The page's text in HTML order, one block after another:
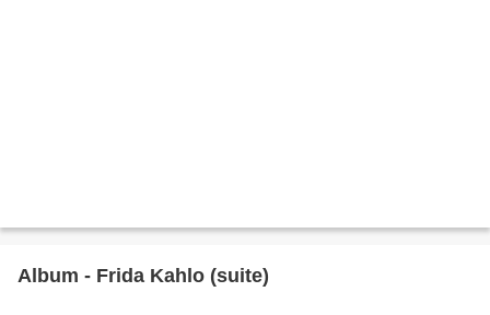
Album - Frida Kahlo (suite)